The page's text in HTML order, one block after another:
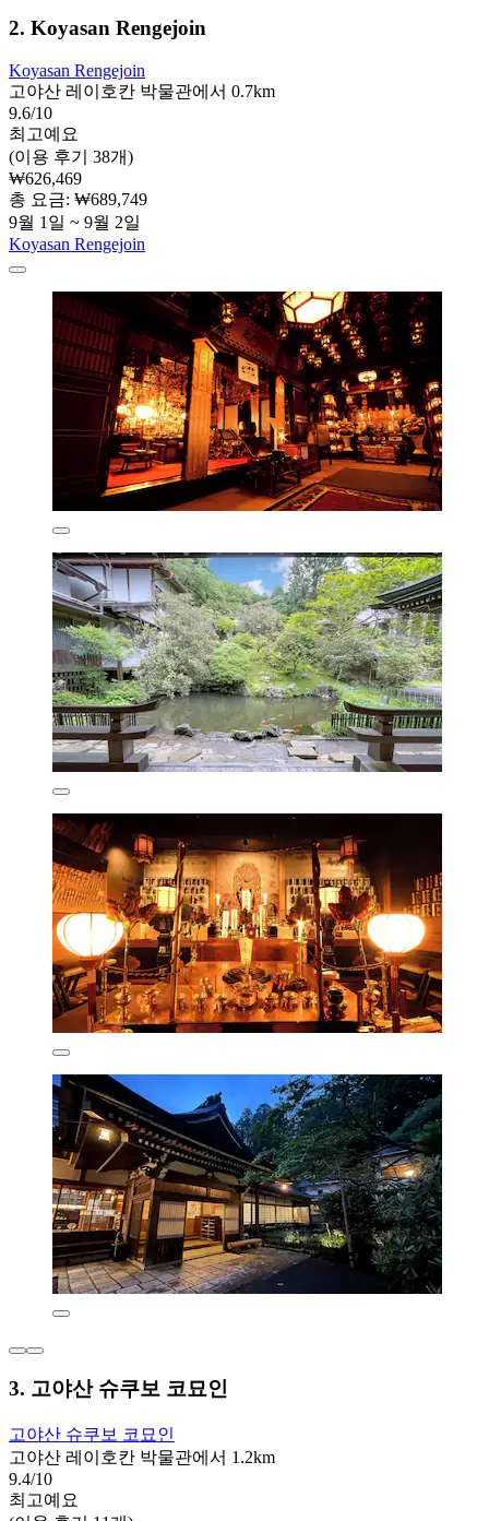
2. Koyasan Rengejoin
Koyasan Rengejoin
고야산 레이호칸 박물관에서 0.7km
9.6/10
최고예요
(이용 후기 38개)
₩626,469
총 요금: ₩689,749
9월 1일 ~ 9월 2일
Koyasan Rengejoin
3. 고야산 슈쿠보 코묘인
고야산 슈쿠보 코묘인
고야산 레이호칸 박물관에서 1.2km
9.4/10
최고예요